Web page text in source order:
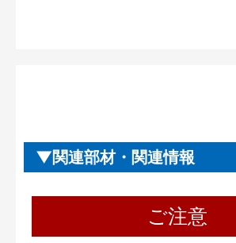
関連部材・関連情報
ご注意